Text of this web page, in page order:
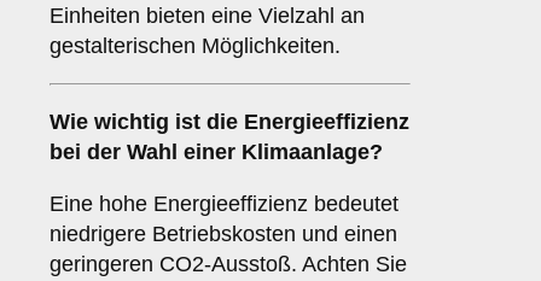
Einheiten bieten eine Vielzahl an
gestalterischen Möglichkeiten.
Wie wichtig ist die Energieeffizienz
bei der Wahl einer Klimaanlage?
Eine hohe Energieeffizienz bedeutet
niedrigere Betriebskosten und einen
geringeren CO2-Ausstoß. Achten Sie